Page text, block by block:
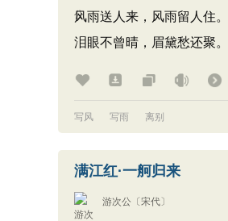
风雨送人来，风雨留人住
泪眼不曾晴，眉黛愁还聚
写风 写雨 离别
满江红·一舸归来
游次公 〔宋代〕